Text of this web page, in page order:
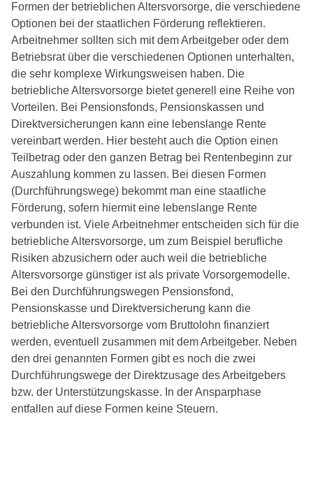
Formen der betrieblichen Altersvorsorge, die verschiedene
Optionen bei der staatlichen Förderung reflektieren.
Arbeitnehmer sollten sich mit dem Arbeitgeber oder dem
Betriebsrat über die verschiedenen Optionen unterhalten,
die sehr komplexe Wirkungsweisen haben. Die
betriebliche Altersvorsorge bietet generell eine Reihe von
Vorteilen. Bei Pensionsfonds, Pensionskassen und
Direktversicherungen kann eine lebenslange Rente
vereinbart werden. Hier besteht auch die Option einen
Teilbetrag oder den ganzen Betrag bei Rentenbeginn zur
Auszahlung kommen zu lassen. Bei diesen Formen
(Durchführungswege) bekommt man eine staatliche
Förderung, sofern hiermit eine lebenslange Rente
verbunden ist. Viele Arbeitnehmer entscheiden sich für die
betriebliche Altersvorsorge, um zum Beispiel berufliche
Risiken abzusichern oder auch weil die betriebliche
Altersvorsorge günstiger ist als private Vorsorgemodelle.
Bei den Durchführungswegen Pensionsfond,
Pensionskasse und Direktversicherung kann die
betriebliche Altersvorsorge vom Bruttolohn finanziert
werden, eventuell zusammen mit dem Arbeitgeber. Neben
den drei genannten Formen gibt es noch die zwei
Durchführungswege der Direktzusage des Arbeitgebers
bzw. der Unterstützungskasse. In der Ansparphase
entfallen auf diese Formen keine Steuern.